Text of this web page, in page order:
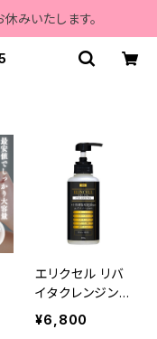
みいたします。
エリクセル リバ
イタクレンジング
300ml
¥6,800